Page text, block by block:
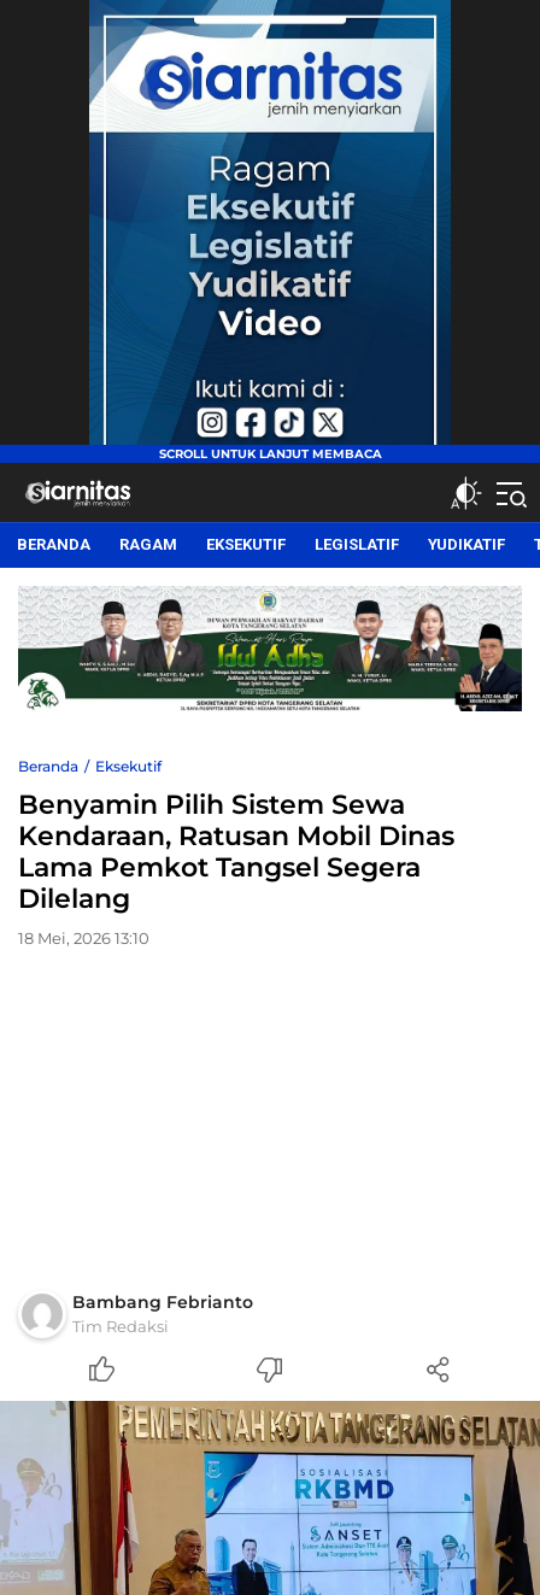
siarnitas
Jernih Menyiarkan
BERANDA RAGAM EKSEKUTIF LEGISLATIF YUDIKATIF
Beranda Eksekutif
Benyamin Pilih Sistem Sewa
Kendaraan, Ratusan Mobil Dinas
Lama Pemkot Tangsel Segera
Dilelang
18 Mei, 2026 13:10
Bambang Febrianto
Tim Redaksi